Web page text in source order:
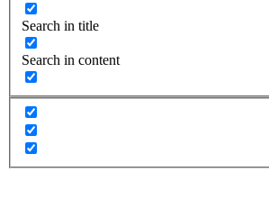
Search in title
Search in content